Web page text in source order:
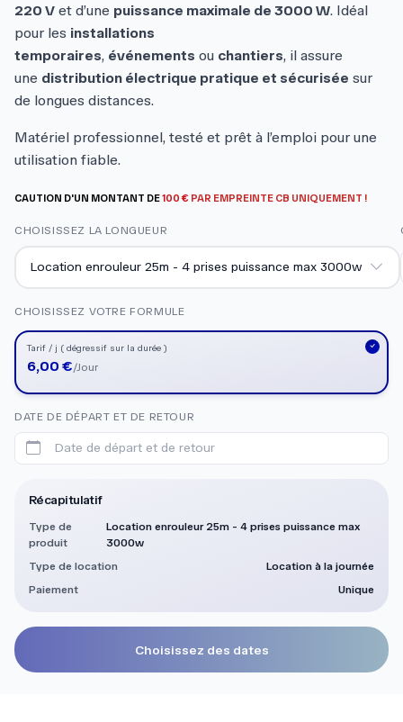
220 V et d’une puissance maximale de 3000 W. Idéal
pour les installations
temporaires, événements ou chantiers, il assure
une distribution électrique pratique et sécurisée sur
de longues distances.
Matériel professionnel, testé et prêt à l’emploi pour une
utilisation fiable.
CAUTION D'UN MONTANT DE100€ PAR EMPREINTE CB UNIQUEMENT !
CHOISISSEZ LA LONGUEUR
Location enrouleur 25m - 4 prises puissance max 3000w
CHOISISSEZ VOTRE FORMULE
Tarif / j ( dégressif sur la durée )
6,00 €/Jour
DATE DE DÉPART ET DE RETOUR
Date de départ et de retour
Récapitulatif
Type de
produit
Location enrouleur 25m - 4 prises puissance max
3000w
Type de location
Location à la journée
Paiement
Unique
Choisissez des dates